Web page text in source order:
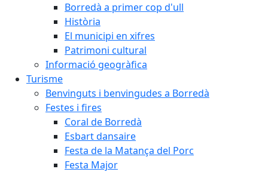
Borredà a primer cop d'ull
Història
El municipi en xifres
Patrimoni cultural
Informació geogràfica
Turisme
Benvinguts i benvingudes a Borredà
Festes i fires
Coral de Borredà
Esbart dansaire
Festa de la Matança del Porc
Festa Major